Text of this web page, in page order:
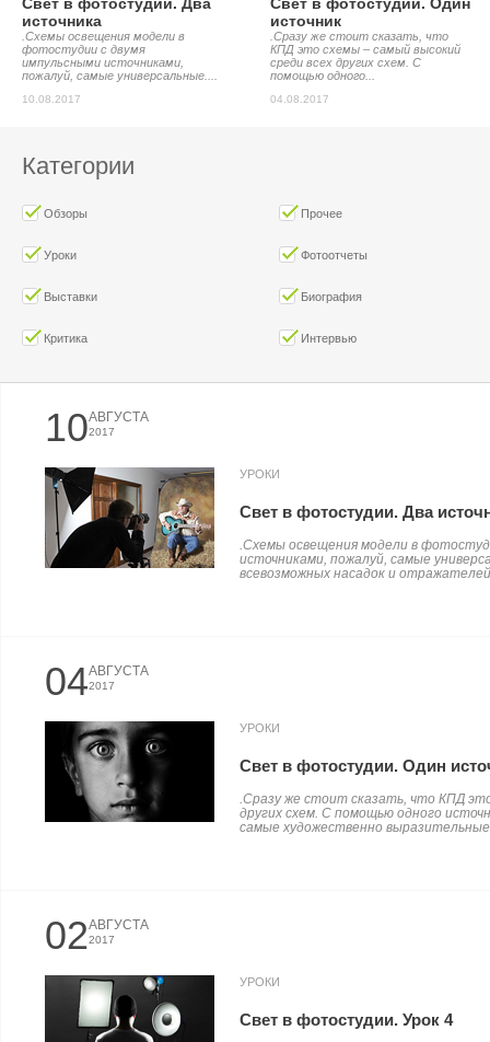
источника
.Схемы освещения модели в
фотостудии с двумя
импульсными источниками,
пожалуй, самые универсальные....
10.08.2017
источник
.Сразу же стоит сказать, что
КПД это схемы – самый высокий
среди всех других схем. С
помощью одного...
04.08.2017
Категории
Обзоры Прочее
Уроки Фотоотчеты
Выставки Биография
Критика Интервью
10АВГУСТА
2017
УРОКИ
Свет в фотостудии. Два
.Схемы освещения модели в
источниками, пожалуй, самые
всевозможных насадок и
04АВГУСТА
2017
УРОКИ
Свет в фотостудии. Один
.Сразу же стоит сказать, что КПД
других схем. С помощью одного
самые художественно
02АВГУСТА
2017
УРОКИ
Свет в фотостудии. Урок 4